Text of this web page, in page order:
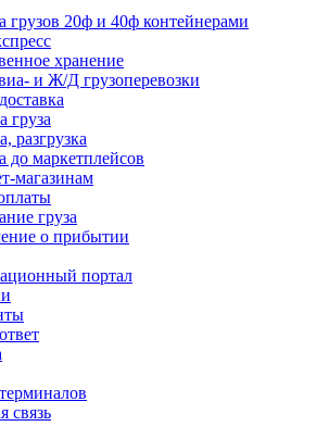
грузов 20ф и 40ф контейнерами
хранение
и Ж/Д грузоперевозки
груза
разгрузка
до маркетплейсов
магазинам
груза
о прибытии
портал
связь